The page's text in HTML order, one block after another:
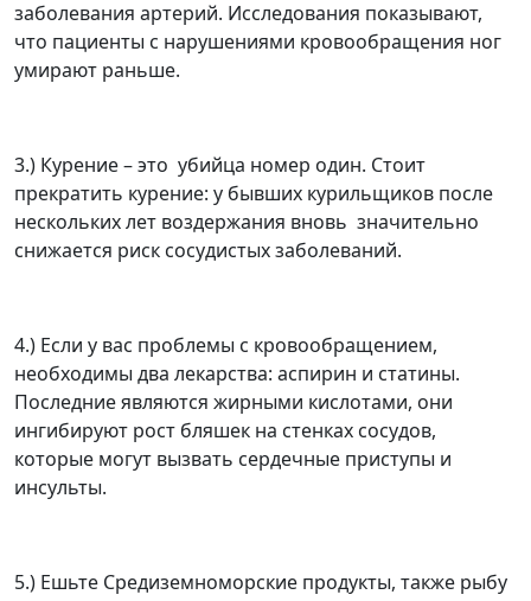
заболевания артерий. Исследования показывают,
что пациенты с нарушениями кровообращения ног
умирают раньше.
3.) Курение – это убийца номер один. Стоит
прекратить курение: у бывших курильщиков после
нескольких лет воздержания вновь значительно
снижается риск сосудистых заболеваний.
4.) Если у вас проблемы с кровообращением,
необходимы два лекарства: аспирин и статины.
Последние являются жирными кислотами, они
ингибируют рост бляшек на стенках сосудов,
которые могут вызвать сердечные приступы и
инсульты.
5.) Ешьте Средиземноморские продукты, также рыбу